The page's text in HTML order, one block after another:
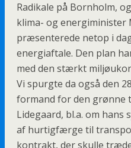
Radikale på Bornholm,
klima- og energiminister
præsenterede netop i
energiaftale. Den plan
med den stærkt
Vi spurgte da også den
formand for den grønne
Lidegaard, bl.a. om hans
af hurtigfærge til
kontrakt, der skulle